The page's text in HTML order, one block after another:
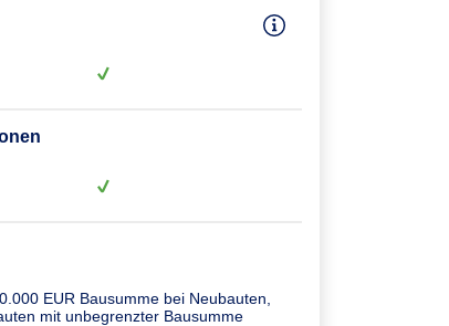
EUR Bausumme bei Neubauten,
mit unbegrenzter Bausumme